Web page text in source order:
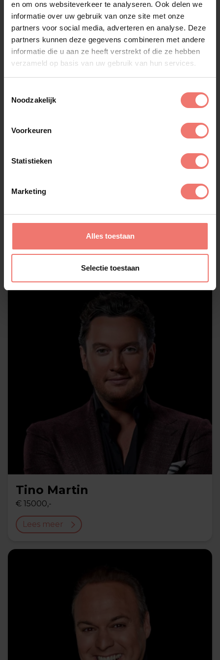
en om ons websiteverkeer te analyseren. Ook delen we
informatie over uw gebruik van onze site met onze
partners voor social media, adverteren en analyse. Deze
partners kunnen deze gegevens combineren met andere
informatie die u aan ze heeft verstrekt of die ze hebben
verzameld op basis van uw gebruik van hun services.
Noodzakelijk
Voorkeuren
Statistieken
Marketing
Alles toestaan
Selectie toestaan
Jan Smit
€ 18950,-
Tino Martin
€ 15000,-
Lees meer